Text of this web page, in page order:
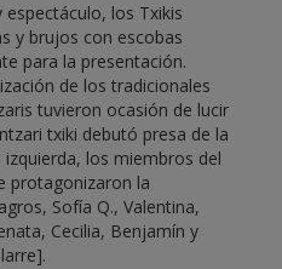
espectáculo, los Txikis
y brujos con escobas
para la presentación.
de los tradicionales
tuvieron ocasión de lucir
txiki debutó presa de la
los miembros del
protagonizaron la
Sofía Q., Valentina,
Cecilia, Benjamín y